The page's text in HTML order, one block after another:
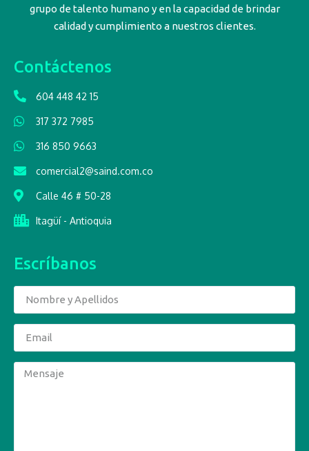
grupo de talento humano y en la capacidad de brindar
calidad y cumplimiento a nuestros clientes.
Contáctenos
604 448 42 15
317 372 7985
316 850 9663
comercial2@saind.com.co
Calle 46 # 50-28
Itagüí - Antioquia
Escríbanos